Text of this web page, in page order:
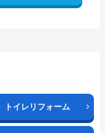
トイレリフォーム